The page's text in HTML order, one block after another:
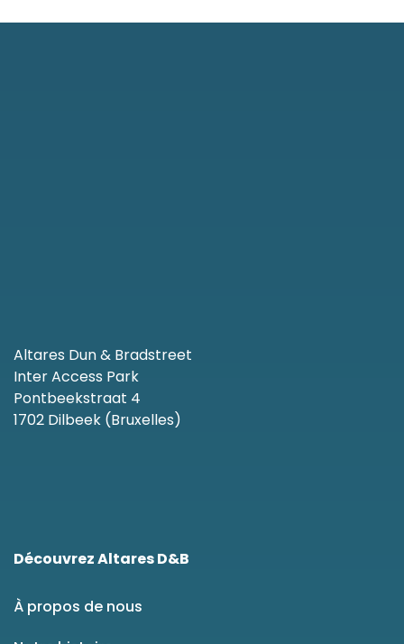
Altares Dun & Bradstreet
Inter Access Park
Pontbeekstraat 4
1702 Dilbeek (Bruxelles)
Découvrez Altares D&B
À propos de nous